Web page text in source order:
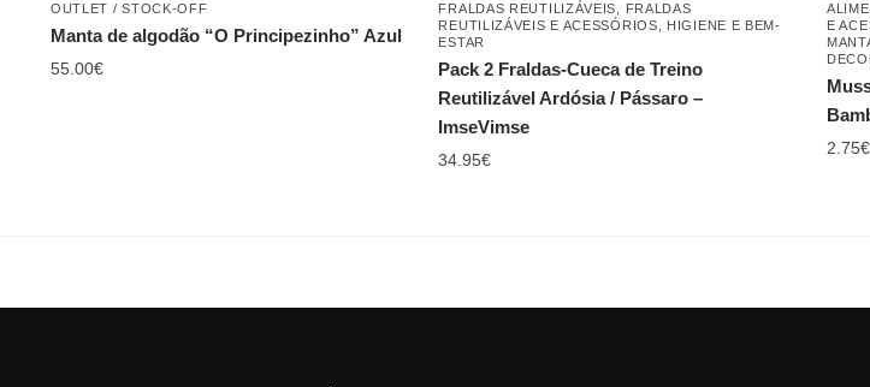
OUTLET / STOCK-OFF
Manta de algodão “O Principezinho” Azul
55.00€
FRALDAS REUTILIZÁVEIS
FRALDAS
REUTILIZÁVEIS E ACESSÓRIOS
HIGIENE E BEM-
ESTAR
Pack 2 Fraldas-Cueca de Treino
Reutilizável Ardósia / Pássaro – ​​
ImseVimse
34.95€
E
2.75€